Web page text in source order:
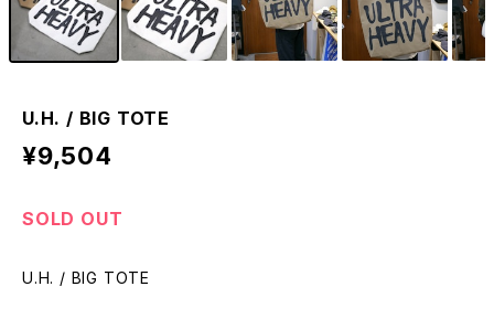
U.H. / BIG TOTE
¥9,504
SOLD OUT
U.H. / BIG TOTE